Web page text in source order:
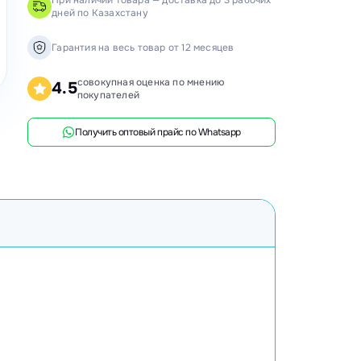
распиловочные
станки
станки
станки
дней по Казахстану
Гарантия на весь товар от 12 месяцев
4.5совокупная оценка по мнению
покупателей
Получить оптовый прайс по Whatsapp